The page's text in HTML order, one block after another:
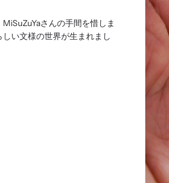
さんの手間を惜しま
い文様の世界が生まれまし